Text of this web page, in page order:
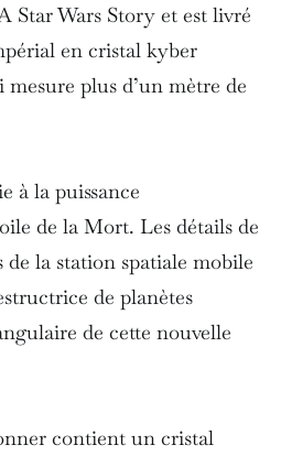
Star Wars Story et est livré
en cristal kyber
plus d’un mètre de
à la puissance
de la Mort. Les détails de
la station spatiale mobile
de planètes
de cette nouvelle
contient un cristal